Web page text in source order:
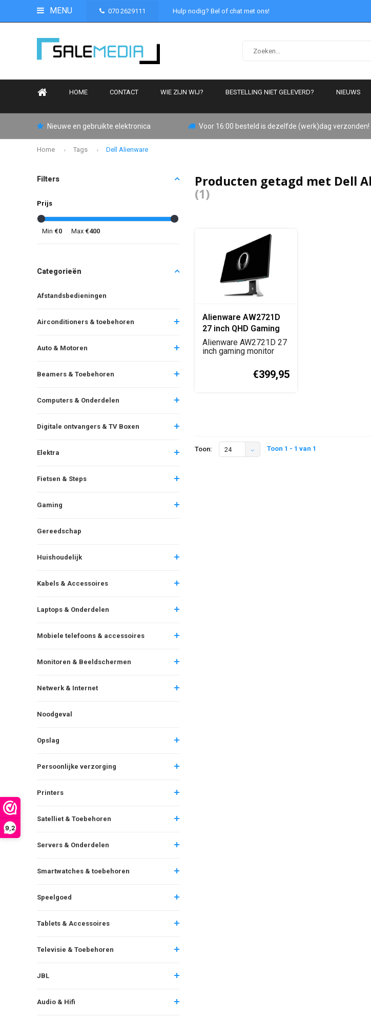
9,2
MENU 070 2629111 Hulp nodig? Bel of chat met ons!
HOME CONTACT WIE ZIJN WIJ? BESTELLING NIET GELEVERD? NIEUWS
Nieuwe en gebruikte elektronica Voor 16:00 besteld is dezelfde (werk)dag verzonden!
Home Tags Dell Alienware
Filters
Prijs
Min €0 Max €400
Categorieën
Afstandsbedieningen
Airconditioners & toebehoren
Auto & Motoren
Beamers & Toebehoren
Computers & Onderdelen
Digitale ontvangers & TV Boxen
Elektra
Fietsen & Steps
Gaming
Gereedschap
Huishoudelijk
Kabels & Accessoires
Laptops & Onderdelen
Mobiele telefoons & accessoires
Monitoren & Beeldschermen
Netwerk & Internet
Noodgeval
Opslag
Persoonlijke verzorging
Printers
Satelliet & Toebehoren
Servers & Onderdelen
Smartwatches & toebehoren
Speelgoed
Tablets & Accessoires
Televisie & Toebehoren
JBL
Audio & Hifi
Producten getagd met Dell
(1)
Alienware AW2721D
27 inch QHD Gaming
Monitor
Alienware AW2721D 27
inch gaming monitor
€399,95
Toon: 24 Toon 1 - 1 van 1